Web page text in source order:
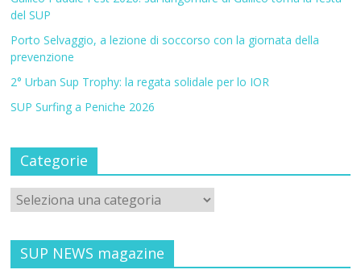
del SUP
Porto Selvaggio, a lezione di soccorso con la giornata della
prevenzione
2° Urban Sup Trophy: la regata solidale per lo IOR
SUP Surfing a Peniche 2026
Categorie
SUP NEWS magazine